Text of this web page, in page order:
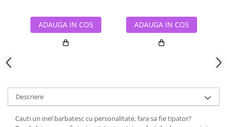
ADAUGA IN COS ADAUGA IN COS
Descriere
Cauti un inel barbatesc cu personalitate, fara sa fie tipator?